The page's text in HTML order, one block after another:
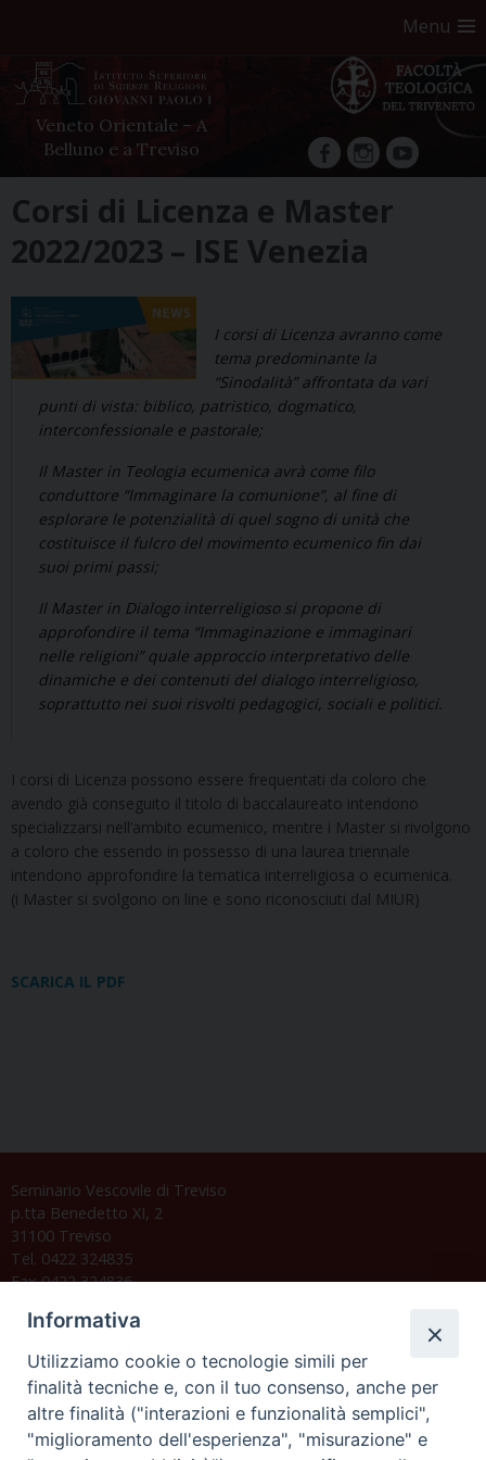
Menu
Veneto Orientale – A
Belluno e a Treviso
facebookInstagram
YouTube
to
content
Corsi di Licenza e Master
2022/2023 – ISE Venezia
I corsi di Licenza avranno come
tema predominante la
“Sinodalità” affrontata da vari
punti di vista: biblico, patristico, dogmatico,
interconfessionale e pastorale;
Il Master in Teologia ecumenica avrà come filo
conduttore “Immaginare la comunione”, al fine di
esplorare le potenzialità di quel sogno di unità che
costituisce il fulcro del movimento ecumenico fin dai
suoi primi passi;
Il Master in Dialogo interreligioso si propone di
approfondire il tema “Immaginazione e immaginari
nelle religioni” quale approccio interpretativo delle
dinamiche e dei contenuti del dialogo interreligioso,
soprattutto nei suoi risvolti pedagogici, sociali e politici.
I corsi di Licenza possono essere frequentati da coloro che
avendo già conseguito il titolo di baccalaureato intendono
specializzarsi nell’ambito ecumenico, mentre i Master si rivolgono
a coloro che essendo in possesso di una laurea triennale
intendono approfondire la tematica interreligiosa o ecumenica.
(i Master si svolgono on line e sono riconosciuti dal MIUR)
SCARICA IL PDF
Seminario Vescovile di Treviso
p.tta Benedetto XI, 2
31100 Treviso
Tel. 0422 324835
Fax 0422 324836
C.F. 94004060268
Orario di segreteria
Informativa
Utilizziamo cookie o tecnologie simili per
finalità tecniche e, con il tuo consenso, anche per
altre finalità ("interazioni e funzionalità semplici",
"miglioramento dell'esperienza", "misurazione" e